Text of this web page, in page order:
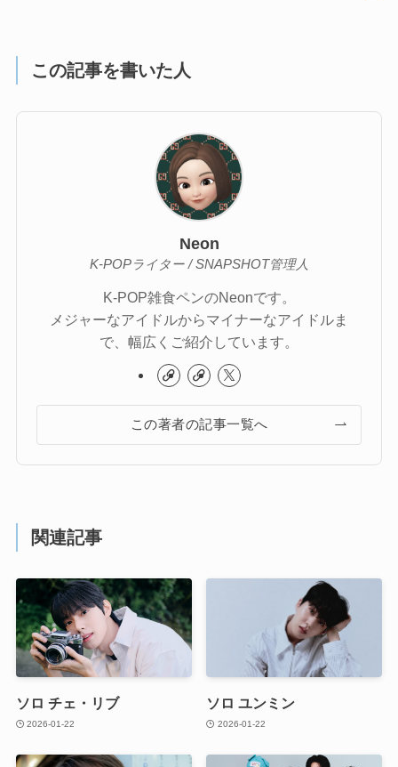
この記事を書いた人
Neon
K-POPライター / SNAPSHOT管理人
K-POP雑食ペンのNeonです。
メジャーなアイドルからマイナーなアイドルま
で、幅広くご紹介しています。
この著者の記事一覧へ
関連記事
ソロ チェ・リブ
2026-01-22
ソロ ユンミン
2026-01-22